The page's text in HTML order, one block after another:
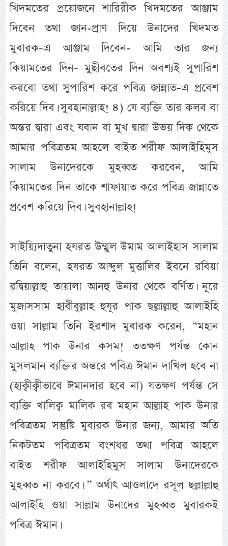
খিদমতের প্রয়োজনে শারিরীক খিদমতের আঞ্জাম
দিবেন তথা জান-প্রাণ দিয়ে উনাদের খিদমত
মুবারক-এ আঞ্জাম দিবেন- আমি তার জন্য
কিয়ামতের দিন- মুছীবতের দিন অবশ্যই সুপারিশ
করবো তথা সুপারিশ করে পবিত্র জান্নাত-এ প্রবেশ
করিয়ে দিব। সুবহানাল্লাহ! ৪) যে ব্যক্তি তার কলব বা
অন্তর দ্বারা এবং যবান বা মুখ দ্বারা উভয় দিক থেকে
আমার পবিত্রতম আহলে বাইত শরীফ আলাইহিমুস
সালাম উনাদেরকে মুহব্বত করবেন, আমি
কিয়ামতের দিন তাকে শাফায়াত করে পবিত্র জান্নাতে
প্রবেশ করিয়ে দিব। সুবহানাল্লাহ!
সাইয়্যিদাতুনা হযরত উম্মুল উমাম আলাইহাস সালাম
তিনি বলেন, হযরত আব্দুল মুত্তালিব ইবনে রবিয়া
রদ্বিয়াল্লাহু তায়ালা আনহু উনার থেকে বর্ণিত। নূরে
মুজাসসাম হাবীবুল্লাহ হুযূর পাক ছল্লাল্লাহু আলাইহি
ওয়া সাল্লাম তিনি ইরশাদ মুবারক করেন, “মহান
আল্লাহ পাক উনার কসম! ততক্ষণ পর্যন্ত কোন
মুসলমান ব্যক্তির অন্তরে পবিত্র ঈমান দাখিল হবে না
(হাক্বীক্বীভাবে ঈমানদার হবে না) যতক্ষণ পর্যন্ত সে
ব্যক্তি খালিক্ব মালিক রব মহান আল্লাহ পাক উনার
পবিত্রতম সন্তুষ্টি মুবারক উনার জন্য, আমার অতি
নিকটতম পবিত্রতম বংশধর তথা পবিত্র আহলে
বাইত শরীফ আলাইহিমুস সালাম উনাদেরকে
মুহব্বত না করবে। ” অর্থাৎ আওলাদে রসূল ছল্লাল্লাহু
আলাইহি ওয়া সাল্লাম উনাদের মুহব্বত মুবারকই
পবিত্র ঈমান।